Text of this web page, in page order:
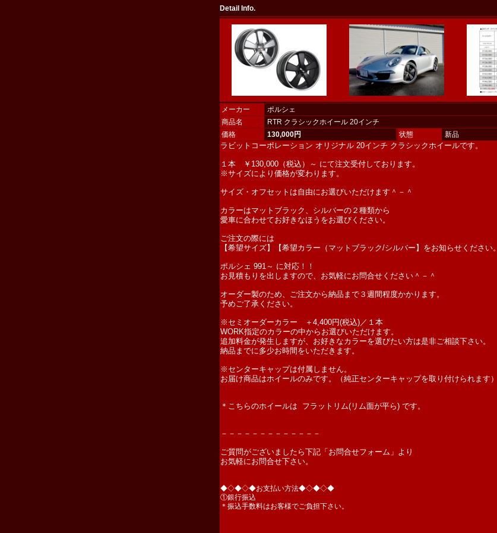
Detail Info.
メーカー
ポルシェ
商品名
RTR クラシックホイール 20インチ
価格
130,000円 状態 新品
ラビットコーポレーション オリジナル 20インチ クラシックホイールです。
１本 ￥130,000（税込）～ にて注文受付しております。
※サイズにより価格が変わります。
サイズ・オフセットは自由にお選びいただけます＾－＾
カラーはマットブラック、シルバーの２種類から
愛車に合わせてお好きなほうをお選びください。
ご注文の際には
【希望サイズ】【希望カラー（マットブラック/シルバー】をお知らせください。
ポルシェ 991～ に対応！！
お見積もりを出しますので、お気軽にお問合せください＾－＾
オーダー製のため、ご注文から納品まで３週間程度かかります。
予めご了承ください。
※セミオーダーカラー ＋4,400円(税込)／１本
WORK指定のカラーの中からお選びいただけます。
追加料金が発生しますが、お好きなカラーを選びたい方は是非ご相談下さい。
納品までに多少お時間をいただきます。
※センターキャップは付属しません。
お届け商品はホイールのみです。（純正センターキャップを取り付けられます）
＊こちらのホイールは フラットリム(リム面が平ら) です。
－－－－－－－－－－－－－
ご質問がございましたら下記「お問合せフォーム」より
お気軽にお問合せ下さい。
◆◇◆◇◆お支払い方法◆◇◆◇◆
①銀行振込
＊振込手数料はお客様でご負担下さい。